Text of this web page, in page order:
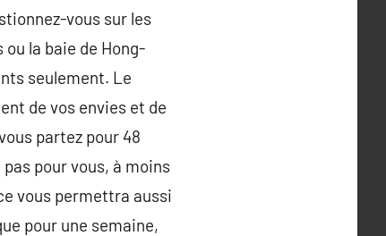
vous sur les
la baie de Hong-
seulement. Le
de vos envies et de
partez pour 48
pour vous, à moins
vous permettra aussi
pour une semaine,